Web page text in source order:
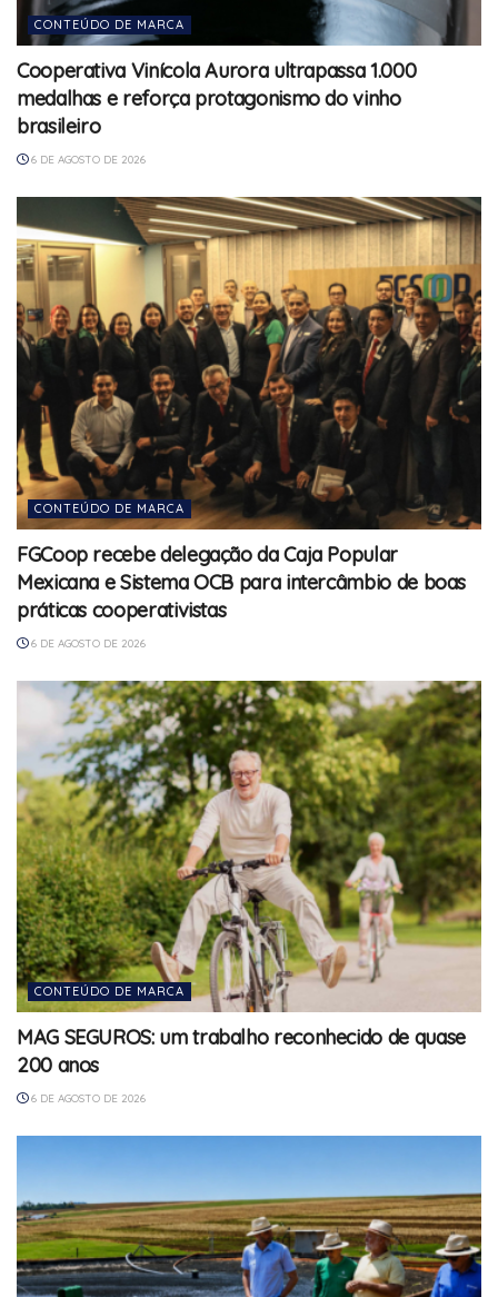
CONTEÚDO DE MARCA
Cooperativa Vinícola Aurora ultrapassa 1.000
medalhas e reforça protagonismo do vinho
brasileiro
6 DE AGOSTO DE 2026
CONTEÚDO DE MARCA
FGCoop recebe delegação da Caja Popular
Mexicana e Sistema OCB para intercâmbio de boas
práticas cooperativistas
6 DE AGOSTO DE 2026
CONTEÚDO DE MARCA
MAG SEGUROS: um trabalho reconhecido de quase
200 anos
6 DE AGOSTO DE 2026